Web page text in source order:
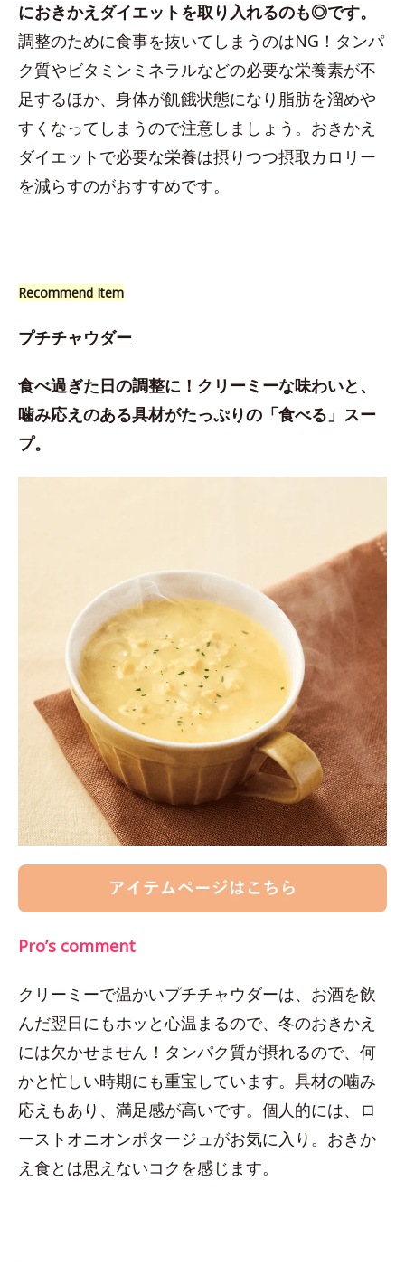
におきかえダイエットを取り入れるのも◎です。
調整のために食事を抜いてしまうのはNG！タンパ
ク質やビタミンミネラルなどの必要な栄養素が不
足するほか、身体が飢餓状態になり脂肪を溜めや
すくなってしまうので注意しましょう。おきかえ
ダイエットで必要な栄養は摂りつつ摂取カロリー
を減らすのがおすすめです。
Recommend Item
プチチャウダー
食べ過ぎた日の調整に！クリーミーな味わいと、
噛み応えのある具材がたっぷりの「食べる」スー
プ。
Pro’s comment
クリーミーで温かいプチチャウダーは、お酒を飲
んだ翌日にもホッと心温まるので、冬のおきかえ
には欠かせません！タンパク質が摂れるので、何
かと忙しい時期にも重宝しています。具材の噛み
応えもあり、満足感が高いです。個人的には、ロ
ーストオニオンポタージュがお気に入り。おきか
え食とは思えないコクを感じます。